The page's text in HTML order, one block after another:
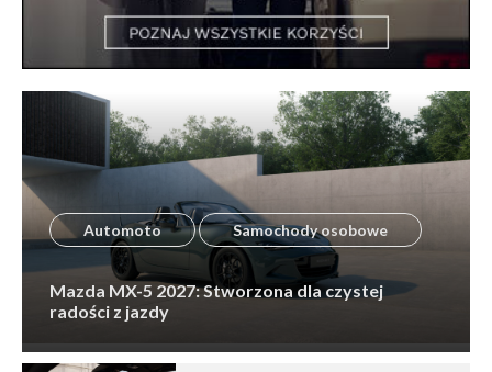
Automoto Samochody osobowe
Mazda MX-5 2027: Stworzona dla czystej
radości z jazdy